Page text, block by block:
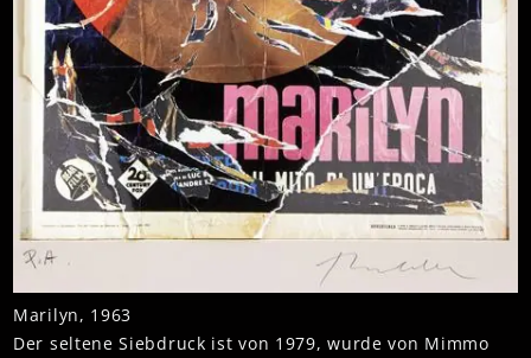
Marilyn, 1963
Der seltene Siebdruck ist von 1979, wurde von Mimmo